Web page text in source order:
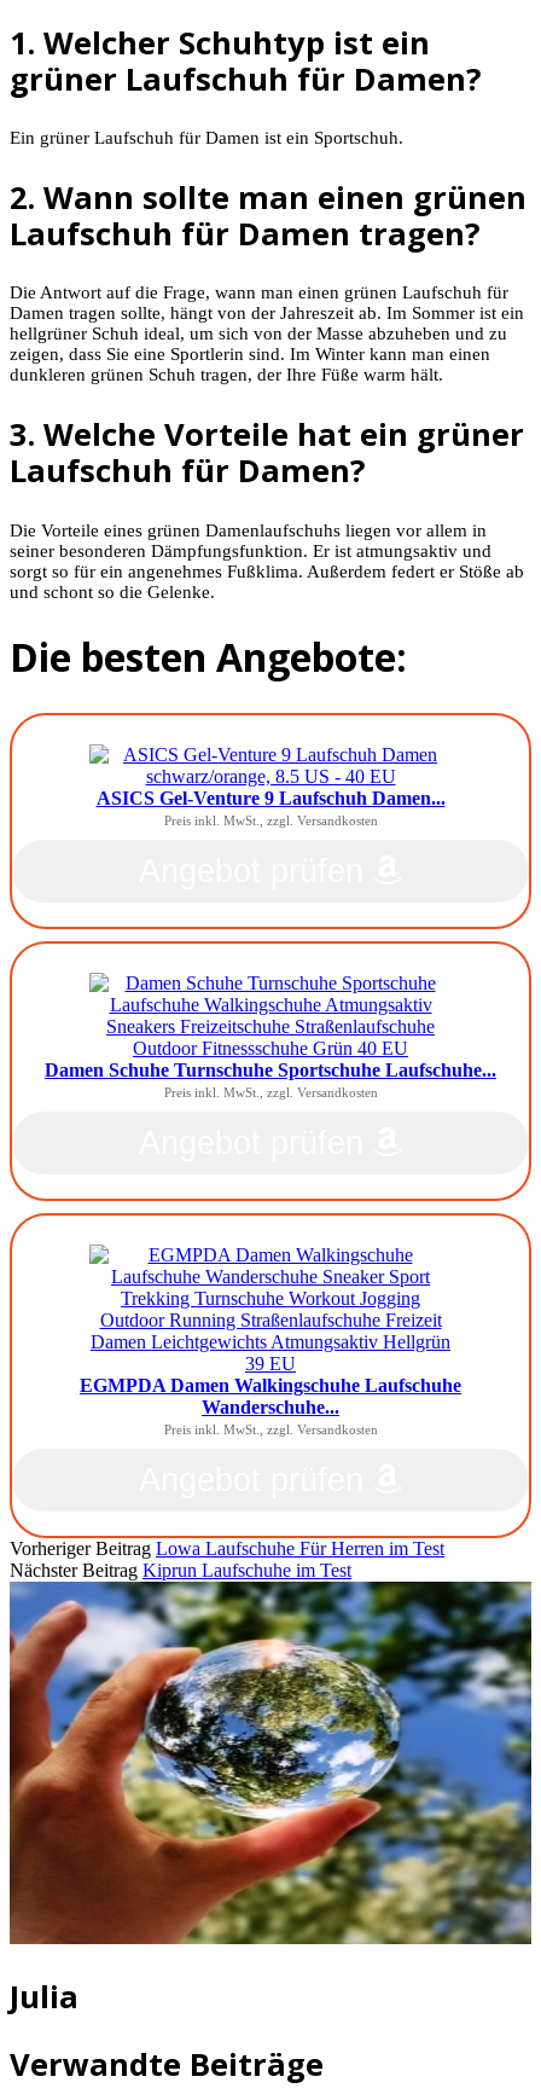
1. Welcher Schuhtyp ist ein
grüner Laufschuh für Damen?
Ein grüner Laufschuh für Damen ist ein Sportschuh.
2. Wann sollte man einen grünen
Laufschuh für Damen tragen?
Die Antwort auf die Frage, wann man einen grünen Laufschuh für
Damen tragen sollte, hängt von der Jahreszeit ab. Im Sommer ist ein
hellgrüner Schuh ideal, um sich von der Masse abzuheben und zu
zeigen, dass Sie eine Sportlerin sind. Im Winter kann man einen
dunkleren grünen Schuh tragen, der Ihre Füße warm hält.
3. Welche Vorteile hat ein grüner
Laufschuh für Damen?
Die Vorteile eines grünen Damenlaufschuhs liegen vor allem in
seiner besonderen Dämpfungsfunktion. Er ist atmungsaktiv und
sorgt so für ein angenehmes Fußklima. Außerdem federt er Stöße ab
und schont so die Gelenke.
Die besten Angebote:
ASICS Gel-Venture 9 Laufschuh Damen...
Preis inkl. MwSt., zzgl. Versandkosten
Damen Schuhe Turnschuhe Sportschuhe Laufschuhe...
Preis inkl. MwSt., zzgl. Versandkosten
EGMPDA Damen Walkingschuhe Laufschuhe
Wanderschuhe...
Preis inkl. MwSt., zzgl. Versandkosten
Vorheriger Beitrag Lowa Laufschuhe Für Herren im Test
Nächster Beitrag Kiprun Laufschuhe im Test
Julia
Verwandte Beiträge